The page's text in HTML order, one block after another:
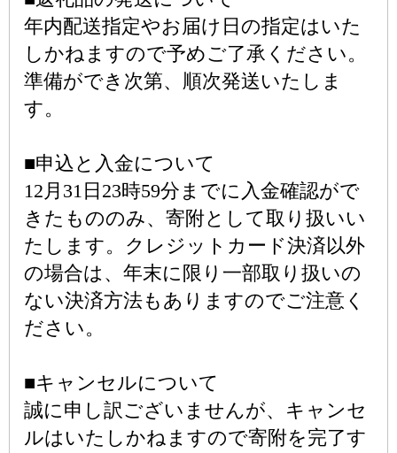
年内配送指定やお届け日の指定はいた
しかねますので予めご了承ください。
準備ができ次第、順次発送いたしま
す。
■申込と入金について
12月31日23時59分までに入金確認がで
きたもののみ、寄附として取り扱いい
たします。クレジットカード決済以外
の場合は、年末に限り一部取り扱いの
ない決済方法もありますのでご注意く
ださい。
■キャンセルについて
誠に申し訳ございませんが、キャンセ
ルはいたしかねますので寄附を完了す